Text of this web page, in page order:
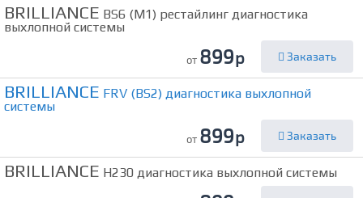
BRILLIANCE BS6 (M1) рестайлинг диагностика
выхлопной системы
от 899р Заказать
BRILLIANCE FRV (BS2) диагностика выхлопной
системы
от 899р Заказать
BRILLIANCE H230 диагностика выхлопной системы